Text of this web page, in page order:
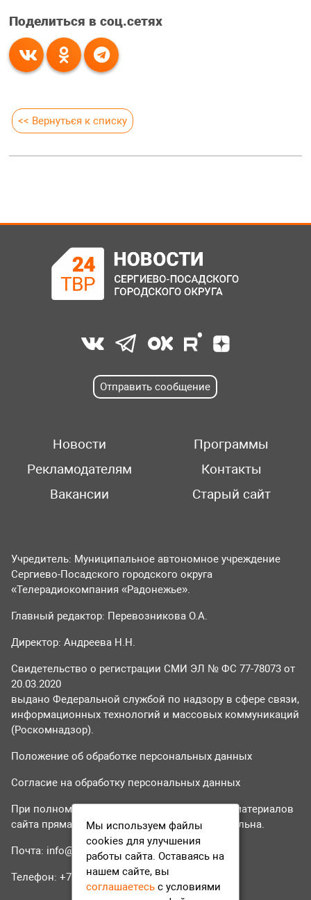
Поделиться в соц.сетях
<< Вернуться к списку
Отправить сообщение
Новости
Программы
Рекламодателям
Контакты
Вакансии
Старый сайт
Учредитель: Муниципальное автономное учреждение
Сергиево-Посадского городского округа
«Телерадиокомпания «Радонежье».
Главный редактор: Перевозникова О.А.
Директор: Андреева Н.Н.
Свидетельство о регистрации СМИ ЭЛ № ФС 77-78073 от
20.03.2020
выдано Федеральной службой по надзору в сфере связи,
информационных технологий и массовых коммуникаций
(Роскомнадзор).
Положение об обработке персональных данных
Согласие на обработку персональных данных
При полном или частичном использовании материалов
сайта прямая гиперссылка на tvr24.tv обязательна.
Почта: info@tvr24.tv
Телефон: +7 (496) 551-04-95
Мы используем файлы
cookies для улучшения
работы сайта. Оставаясь на
нашем сайте, вы
соглашаетесь с условиями